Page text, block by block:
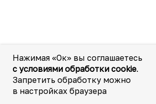
Нажимая «Ок» вы соглашаетесь
с условиями обработки cookie.
Запретить обработку можно
в настройках браузера